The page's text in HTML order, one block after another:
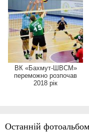
Останній фотоальбом
ВК «Бахмут-ШВСМ»
переможно розпочав
2018 рік